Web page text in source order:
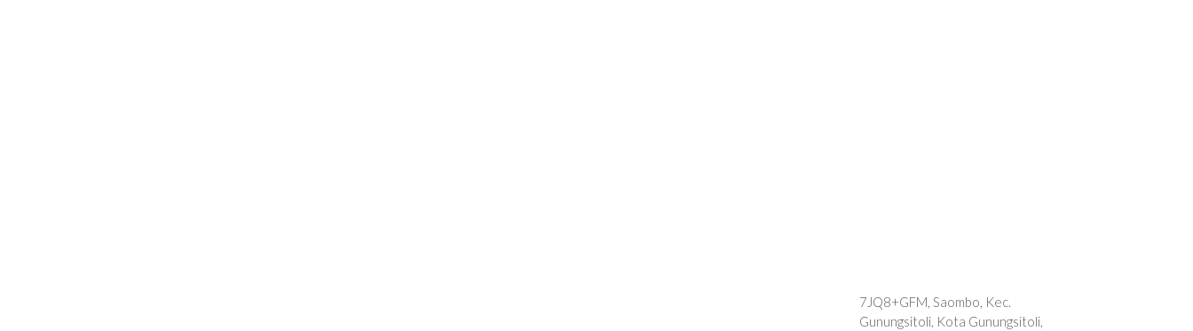
7JQ8+GFM, Saombo, Kec.
Gunungsitoli, Kota Gunungsitoli,